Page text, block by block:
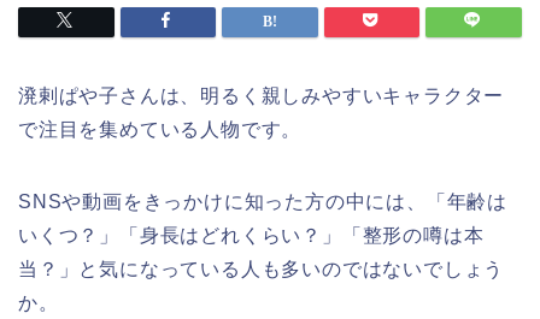
溌剌ぱや子さんは、明るく親しみやすいキャラクター
で注目を集めている人物です。
SNSや動画をきっかけに知った方の中には、「年齢は
いくつ？」「身長はどれくらい？」「整形の噂は本
当？」と気になっている人も多いのではないでしょう
か。